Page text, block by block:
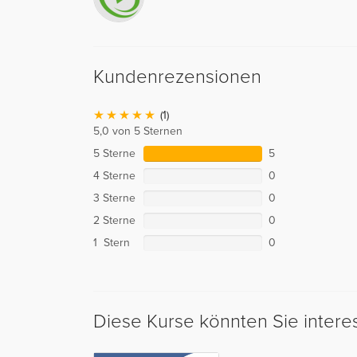
Kundenrezensionen
(1)
5,0 von 5 Sternen
5 Sterne
5
4 Sterne
0
3 Sterne
0
2 Sterne
0
1 Stern
0
Diese Kurse könnten Sie